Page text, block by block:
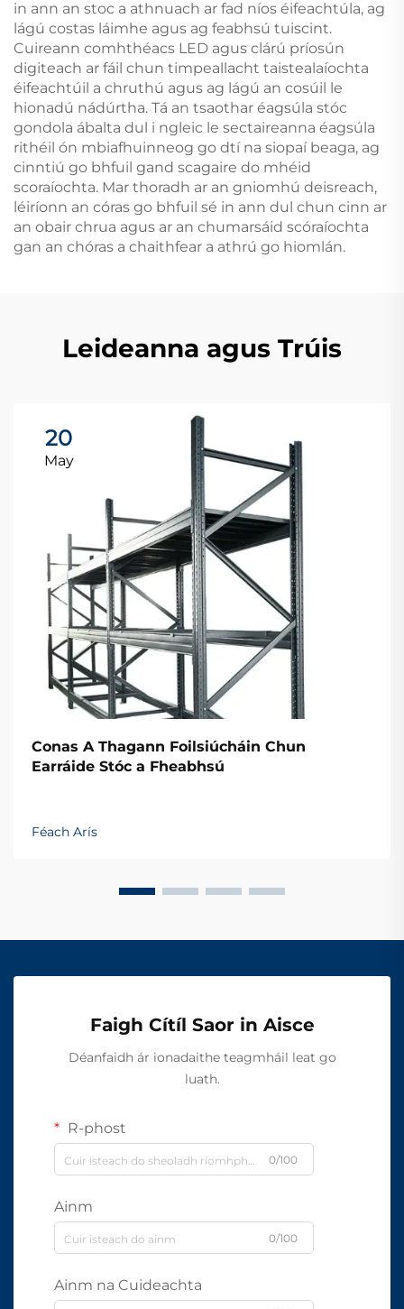
in ann an stoc a athnuach ar fad níos éifeachtúla, ag
lágú costas láimhe agus ag feabhsú tuiscint.
Cuireann comhthéacs LED agus clárú príosún
digiteach ar fáil chun timpeallacht taistealaíochta
éifeachtúil a chruthú agus ag lágú an cosúil le
hionadú nádúrtha. Tá an tsaothar éagsúla stóc
gondola ábalta dul i ngleic le sectaireanna éagsúla
rithéil ón mbiafhuinneog go dtí na siopaí beaga, ag
cinntiú go bhfuil gand scagaire do mhéid
scoraíochta. Mar thoradh ar an gniomhú deisreach,
léiríonn an córas go bhfuil sé in ann dul chun cinn ar
an obair chrua agus ar an chumarsáid scóraíochta
gan an chóras a chaithfear a athrú go hiomlán.
Leideanna agus Trúis
20
May
Conas A Thagann Foilsiúcháin Chun
Earráide Stóc a Fheabhsú
Féach Arís
Faigh Cítíl Saor in Aisce
Déanfaidh ár ionadaithe teagmháil leat go
luath.
R-phost
0/100
Ainm
0/100
Ainm na Cuideachta